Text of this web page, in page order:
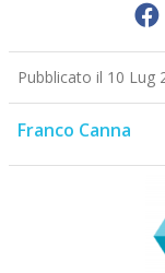
Pubblicato il 10 Lug
Franco Canna